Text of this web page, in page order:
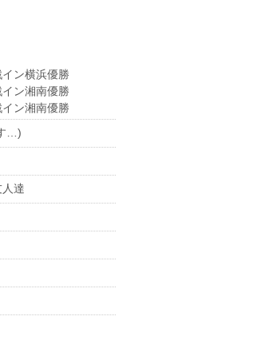
ン横浜優勝
ン湘南優勝
ン湘南優勝
…)
達